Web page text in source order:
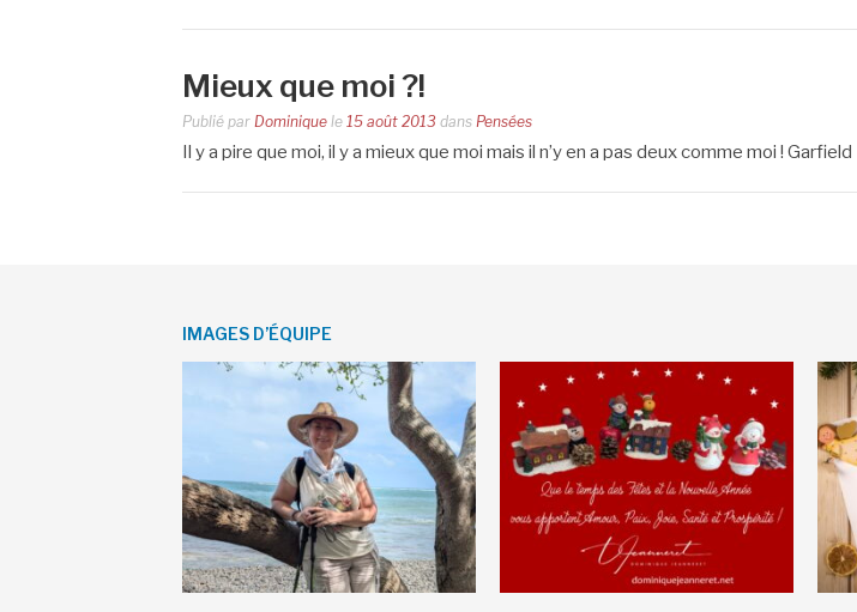
Mieux que moi ?!
Publié par Dominique le 15 août 2013 dans Pensées
Il y a pire que moi, il y a mieux que moi mais il n’y en a pas deux comme moi ! Garfield
IMAGES D’ÉQUIPE